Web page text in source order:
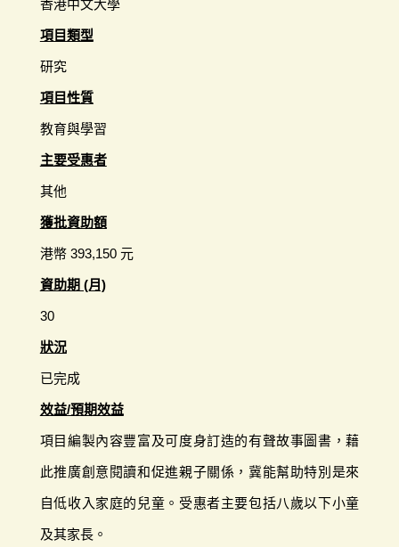
香港中文大學
項目類型
研究
項目性質
教育與學習
主要受惠者
其他
獲批資助額
港幣 393,150 元
資助期 (月)
30
狀況
已完成
效益/預期效益
項目編製內容豐富及可度身訂造的有聲故事圖書，藉
此推廣創意閱讀和促進親子關係，冀能幫助特別是來
自低收入家庭的兒童。受惠者主要包括八歲以下小童
及其家長。